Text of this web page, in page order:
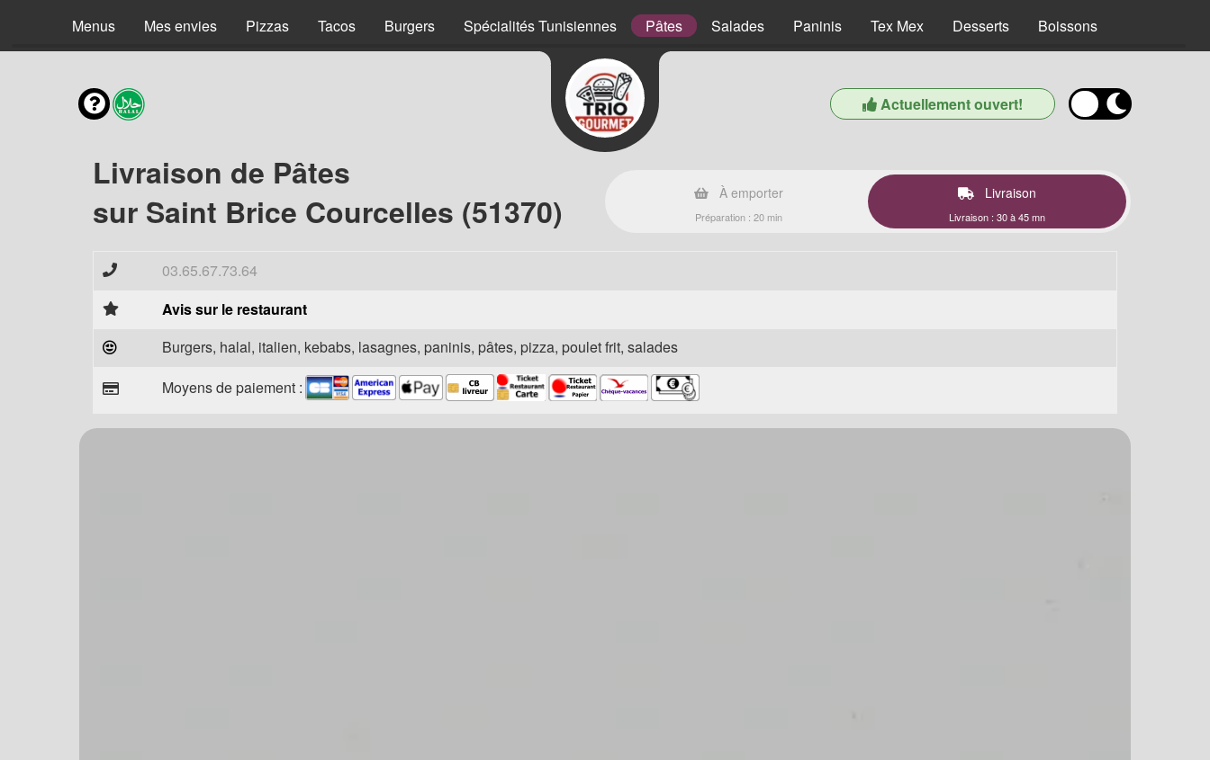
Menus Mes envies Pizzas Tacos Burgers Spécialités Tunisiennes Pâtes Salades Paninis Tex Mex Desserts Boissons
Actuellement ouvert!
Livraison de Pâtes
sur Saint Brice Courcelles (51370)
À emporter
Préparation : 20 min
Livraison
Livraison : 30 à 45 mn
03.65.67.73.64
Avis sur le restaurant
Burgers, halal, italien, kebabs, lasagnes, paninis, pâtes, pizza, poulet frit, salades
Moyens de paiement :